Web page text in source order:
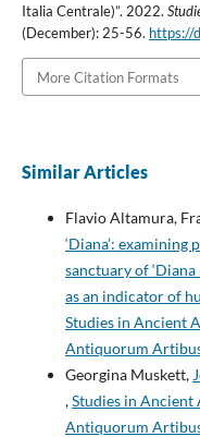
Italia Centrale)”. 2022.
(December): 25-56. https://
More Citation Formats
Similar Articles
Flavio Altamura,
‘Diana’:
sanctuary of
as an indicator of
Studies in Ancient
Antiquorum
Georgina Muskett,
,Studies in Ancient
Antiquorum